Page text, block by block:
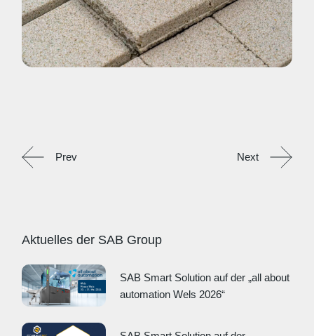
Prev Next
Aktuelles der SAB Group
SAB Smart Solution auf der „all about
automation Wels 2026“